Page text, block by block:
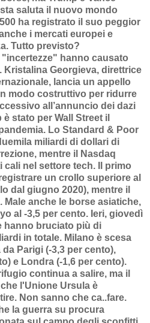
saluta il nuovo mondo
ha registrato il suo peggior
i mercati europei e
Tutto previsto?
hanno causato
Georgieva, direttrice
lancia un appello
modo costruttivo per ridurre
all’annuncio dei dazi
stato per Wall Street il
Lo Standard & Poor
miliardi di dollari di
mentre il Nasdaq
nel settore tech. Il primo
un crollo superiore al
dal giugno 2020), mentre il
Male anche le borse asiatiche,
al -3,5 per cento. Ieri, giovedì
hanno bruciato più di
in totale. Milano è scesa
Parigi (-3,3 per cento),
e Londra (-1,6 per cento).
continua a salire, ma il
l'Unione Ursula è
Non sanno che ca..fare.
la guerra su procura